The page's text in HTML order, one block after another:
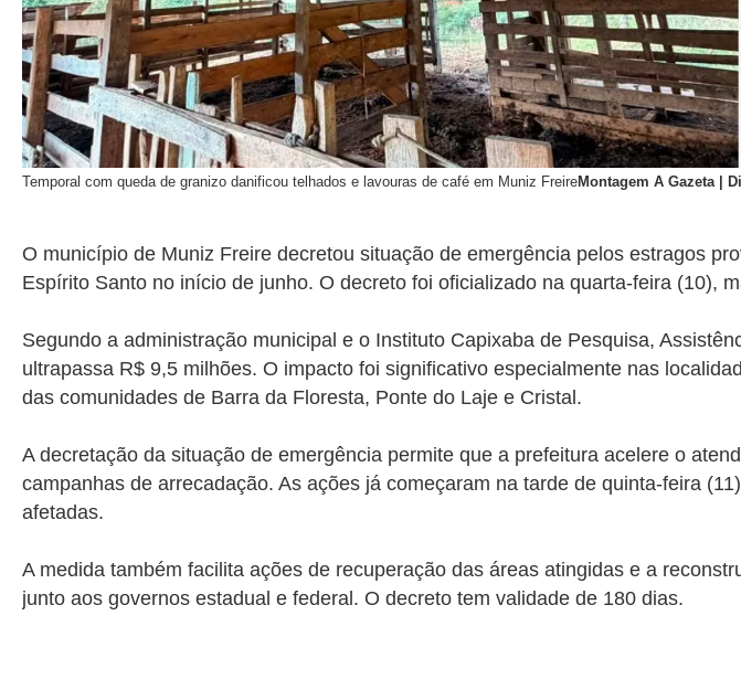
Temporal com queda de granizo danificou telhados e lavouras de café em Muniz FreireMontagem A Gazeta |
O município de Muniz Freire decretou situação de emergência pelos estragos
Espírito Santo no início de junho. O decreto foi oficializado na quarta-feira (10),
Segundo a administração municipal e o Instituto Capixaba de Pesquisa,
ultrapassa R$ 9,5 milhões. O impacto foi significativo especialmente nas
das comunidades de Barra da Floresta, Ponte do Laje e Cristal.
A decretação da situação de emergência permite que a prefeitura acelere o
campanhas de arrecadação. As ações já começaram na tarde de quinta-feira
afetadas.
A medida também facilita ações de recuperação das áreas atingidas e a
junto aos governos estadual e federal. O decreto tem validade de 180 dias.